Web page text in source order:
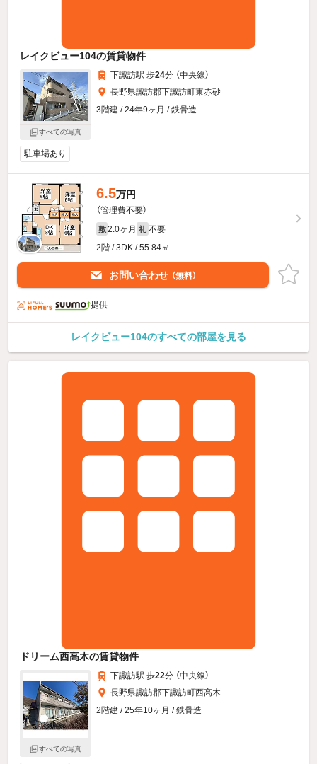
レイクビュー104の賃貸物件
すべての写真
下諏訪駅 歩24分 （中央線）
長野県諏訪郡下諏訪町東赤砂
3階建 / 24年9ヶ月 / 鉄骨造
駐車場あり
6.5万円
（管理費不要）
敷 2.0ヶ月 礼 不要
2階 / 3DK / 55.84㎡
お問い合わせ （無料）
提供
レイクビュー104のすべての部屋を見る
ドリーム西高木の賃貸物件
すべての写真
下諏訪駅 歩22分 （中央線）
長野県諏訪郡下諏訪町西高木
2階建 / 25年10ヶ月 / 鉄骨造